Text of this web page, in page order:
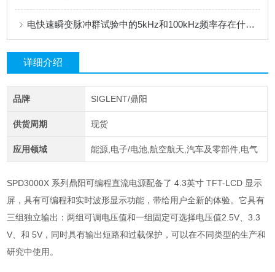
电快速瞬变脉冲群试验中的5kHz和100kHz频率存在什么不同
详细介绍
品牌 SIGLENT/鼎阳
供货周期 现货
应用领域 能源,电子/电池,航空航天,汽车及零部件,电气
SPD3000X 系列鼎阳可编程直流电源配备了 4.3英寸 TFT-LCD 显示
屏，具有可编程和实时波形显示功能，带给用户全新的体验。它具有
三组独立输出：两组可调电压值和一组固定可选择电压值2.5V、3.3
V、和 5V，同时具有输出短路和过载保护，可以在不同类型的生产和
研究中使用。